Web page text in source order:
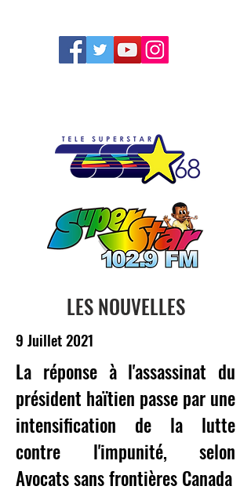
9 Juillet 2021
LES NOUVELLES
La réponse à l'assassinat du
président haïtien passe par une
intensification de la lutte
contre l'impunité, selon
Avocats sans frontières Canada